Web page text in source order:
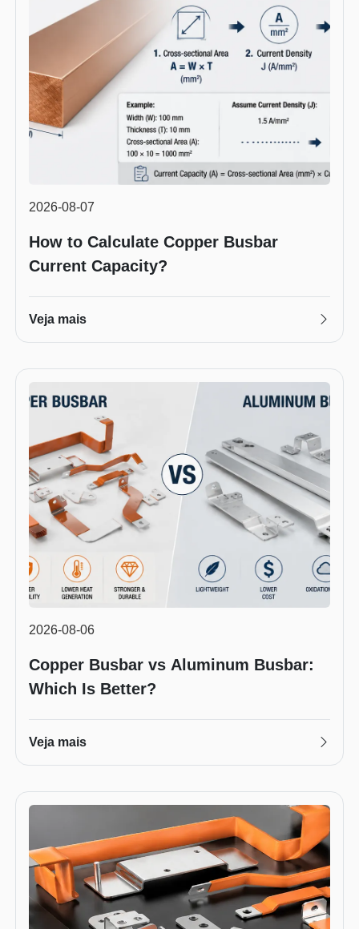
2026-08-07
How to Calculate Copper Busbar
Current Capacity?
Veja mais
2026-08-06
Copper Busbar vs Aluminum Busbar:
Which Is Better?
Veja mais